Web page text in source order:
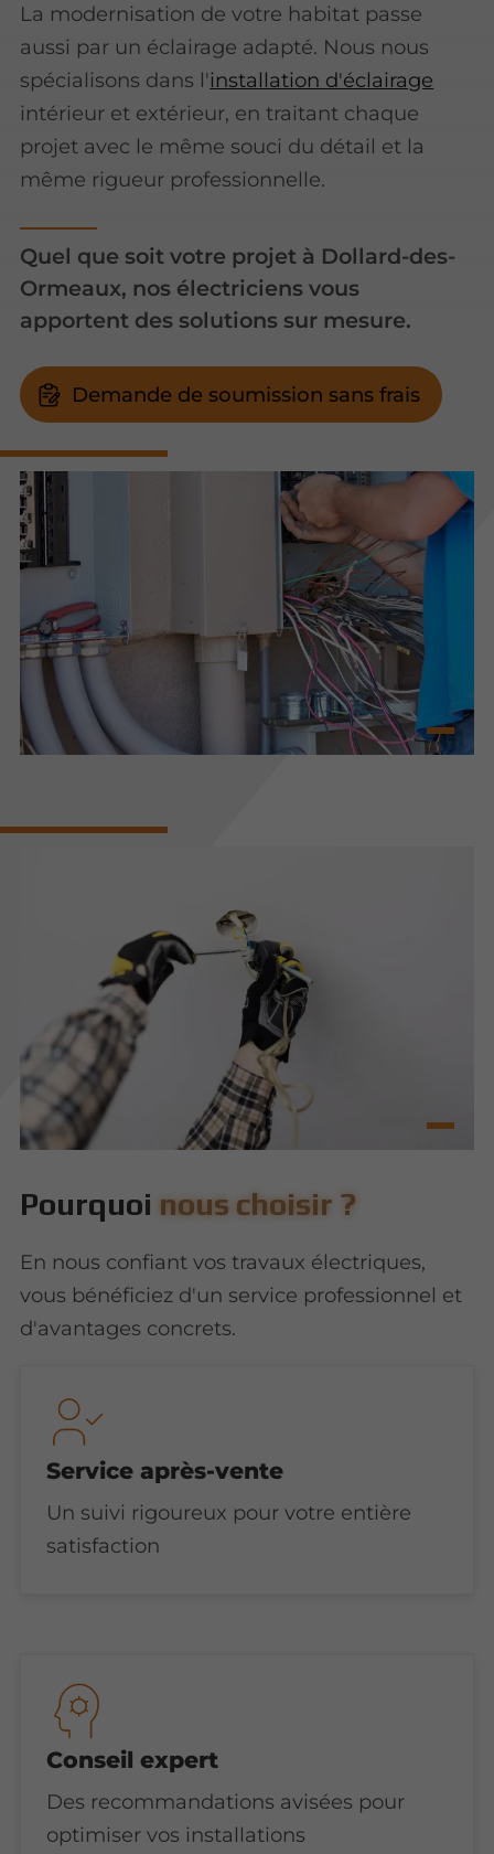
La modernisation de votre habitat passe
aussi par un éclairage adapté. Nous nous
spécialisons dans l'installation d'éclairage
intérieur et extérieur, en traitant chaque
projet avec le même souci du détail et la
même rigueur professionnelle.
Quel que soit votre projet à Dollard-des-
Ormeaux, nos électriciens vous
apportent des solutions sur mesure.
Demande de soumission sans frais
Pourquoi nous choisir ?
En nous confiant vos travaux électriques,
vous bénéficiez d'un service professionnel et
d'avantages concrets.
Service après-vente
Un suivi rigoureux pour votre entière
satisfaction
Conseil expert
Des recommandations avisées pour
optimiser vos installations